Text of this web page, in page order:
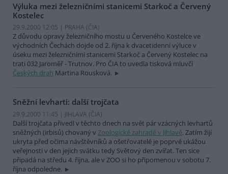
Výluka mezi železničními stanicemi Starkoč a Červený
Kostelec
29.9.2000 12:05 | PRAHA (ČIA)
Z důvodu opravy železničního mostu u Červeného Kostelce ve
východních Čechách dojde od 2. října k dvacetidenní výluce v
úseku mezi železničními stanicemi Starkoč a Červený Kostelec na
trati 032 Jaroměř - Trutnov. Pro ČIA to uvedla tisková mluvčí
Českých drah Martina Rousková.
Sněžní levharti: další trojčata
29.9.2000 11:45 | JIHLAVA (ČIA)
Další trojčata přivedl v těchto dnech na svět pár vzácných levhartů
sněžných (irbisů) chovaný v Zoologické zahradě v Jihlavě. Zatím žijí
ukryta před očima návštěvníků a ošetřovatelé je poprvé ukážou
veřejnosti v den jejich svátku tedy Světový den zvířat. Ten sice
připadá na středu 4. října, ale v ZOO si ho připomenou v sobotu 7.
října odpoledne.